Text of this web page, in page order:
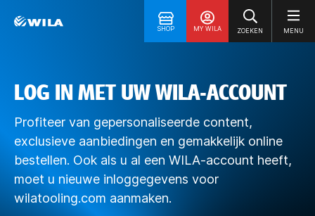
SHOP MY WILA ZOEKEN MENU
LOG IN MET UW WILA-ACCOUNT
Profiteer van gepersonaliseerde content,
exclusieve aanbiedingen en gemakkelijk online
bestellen. Ook als u al een WILA-account heeft,
moet u nieuwe inloggegevens voor
wilatooling.com aanmaken.